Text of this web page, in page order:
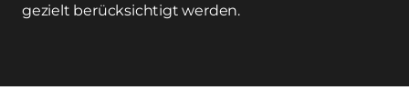
gezielt berücksichtigt werden.